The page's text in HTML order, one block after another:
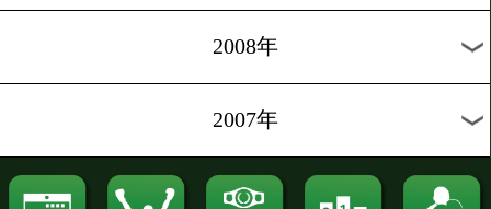
2018年
2017年
2016年